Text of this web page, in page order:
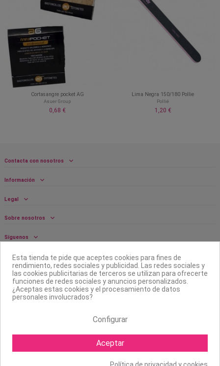
Cortasangre pocket AG
Asuer Group
0,68 €
Lima Negra 150/180 Pollie
Pollié
1,20 €
Contacta con nosotros
Información
Legal
Sobre nosotros
Síguenos
Boletín
Esta tienda te pide que aceptes cookies para fines de
rendimiento, redes sociales y publicidad. Las redes sociales y
las cookies publicitarias de terceros se utilizan para ofrecerte
funciones de redes sociales y anuncios personalizados.
¿Aceptas estas cookies y el procesamiento de datos
personales involucrados?
Configurar
Aceptar